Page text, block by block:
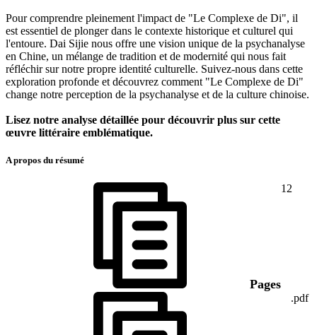
Pour comprendre pleinement l'impact de "Le Complexe de Di", il
est essentiel de plonger dans le contexte historique et culturel qui
l'entoure. Dai Sijie nous offre une vision unique de la psychanalyse
en Chine, un mélange de tradition et de modernité qui nous fait
réfléchir sur notre propre identité culturelle. Suivez-nous dans cette
exploration profonde et découvrez comment "Le Complexe de Di"
change notre perception de la psychanalyse et de la culture chinoise.
Lisez notre analyse détaillée pour découvrir plus sur cette
œuvre littéraire emblématique.
A propos du résumé
Pages
12
.pdf